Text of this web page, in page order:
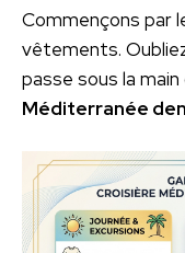
Commençons par
vêtements.
passe sous la main
Méditerranée